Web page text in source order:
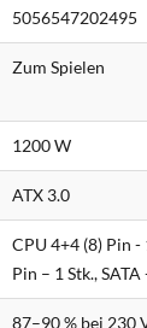
5056547202495
Zum Spielen
1200 W
ATX 3.0
CPU 4+4 (8) Pin -
Pin – 1 Stk., SATA
87–90 % bei 230